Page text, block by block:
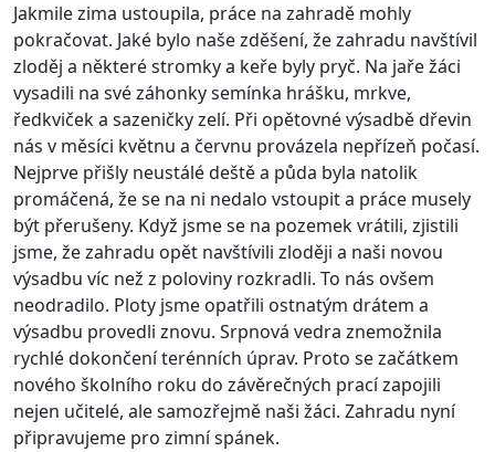
Jakmile zima ustoupila, práce na zahradě mohly
pokračovat. Jaké bylo naše zděšení, že zahradu navštívil
zloděj a některé stromky a keře byly pryč. Na jaře žáci
vysadili na své záhonky semínka hrášku, mrkve,
ředkviček a sazeničky zelí. Při opětovné výsadbě dřevin
nás v měsíci květnu a červnu provázela nepřízeň počasí.
Nejprve přišly neustálé deště a půda byla natolik
promáčená, že se na ni nedalo vstoupit a práce musely
být přerušeny. Když jsme se na pozemek vrátili, zjistili
jsme, že zahradu opět navštívili zloději a naši novou
výsadbu víc než z poloviny rozkradli. To nás ovšem
neodradilo. Ploty jsme opatřili ostnatým drátem a
výsadbu provedli znovu. Srpnová vedra znemožnila
rychlé dokončení terénních úprav. Proto se začátkem
nového školního roku do závěrečných prací zapojili
nejen učitelé, ale samozřejmě naši žáci. Zahradu nyní
připravujeme pro zimní spánek.